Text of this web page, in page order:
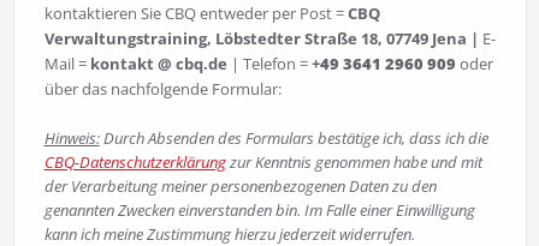
kontaktieren Sie CBQ entweder per Post =CBQ
Verwaltungstraining, Löbstedter Straße 18, 07749 Jena | E-
Mail = kontakt @ cbq.de | Telefon =+49 3641 2960 909 oder
über das nachfolgende Formular:
Hinweis:Durch Absenden des Formulars bestätige ich, dass ich die
CBQ-Datenschutzerklärungzur Kenntnis genommen habe und mit
der Verarbeitung meiner personenbezogenen Daten zu den
genannten Zwecken einverstanden bin. Im Falle einer Einwilligung
kann ich meine Zustimmung hierzu jederzeit widerrufen.